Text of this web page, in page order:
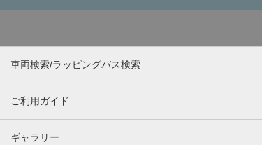
車両検索/ラッピングバス検索
ご利用ガイド
ギャラリー